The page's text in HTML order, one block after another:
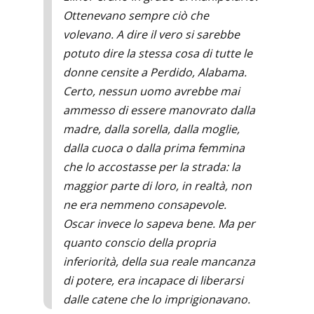
Ottenevano sempre ciò che
volevano. A dire il vero si sarebbe
potuto dire la stessa cosa di tutte le
donne censite a Perdido, Alabama.
Certo, nessun uomo avrebbe mai
ammesso di essere manovrato dalla
madre, dalla sorella, dalla moglie,
dalla cuoca o dalla prima femmina
che lo accostasse per la strada: la
maggior parte di loro, in realtà, non
ne era nemmeno consapevole.
Oscar invece lo sapeva bene. Ma per
quanto conscio della propria
inferiorità, della sua reale mancanza
di potere, era incapace di liberarsi
dalle catene che lo imprigionavano.